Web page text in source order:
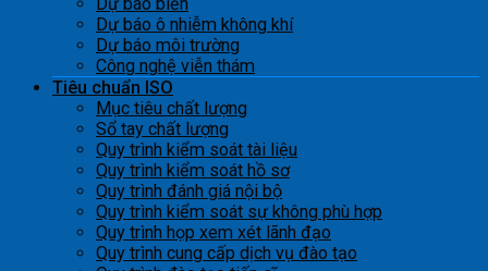
Dự báo ô nhiễm không khí
Dự báo môi trường
Công nghệ viễn thám
Tiêu chuẩn ISO
Mục tiêu chất lượng
Sổ tay chất lượng
Quy trình kiểm soát tài liệu
Quy trình kiểm soát hồ sơ
Quy trình đánh giá nội bộ
Quy trình kiểm soát sự không phù hợp
Quy trình họp xem xét lãnh đạo
Quy trình cung cấp dịch vụ đào tạo